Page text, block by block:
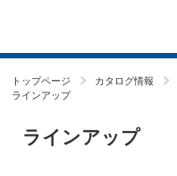
トップページ カタログ情報
ラインアップ
ラインアップ